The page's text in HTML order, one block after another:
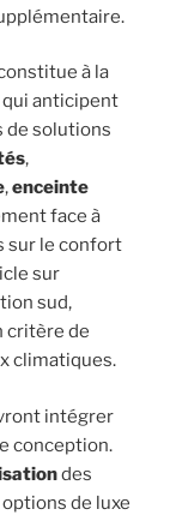
à la
anticipent
de solutions
,
,enceinte
face à
sur le confort
sur
sud,
critère de
climatiques.
intégrer
conception.
des
de luxe